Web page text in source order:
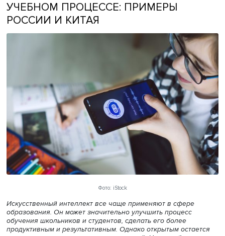
ИСКУССТВЕННЫЙ ИНТЕЛЛЕКТ В
УЧЕБНОМ ПРОЦЕССЕ: ПРИМЕРЫ
РОССИИ И КИТАЯ
Фото: iStock